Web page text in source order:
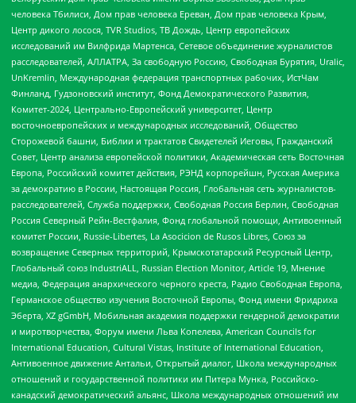
человека Тбилиси, Дом прав человека Ереван, Дом прав человека Крым,
Центр дикого лосося, TVR Studios, ТВ Дождь, Центр европейских
исследований им Вилфрида Мартенса, Сетевое объединение журналистов
расследователей, АЛЛАТРА, За свободную Россию, Свободная Бурятия, Uralic,
UnKremlin, Международная федерация транспортных рабочих, ИстЧам
Финланд, Гудзоновский институт, Фонд Демократического Развития,
Комитет-2024, Центрально-Европейский университет, Центр
восточноевропейских и международных исследований, Общество
Сторожевой башни, Библии и трактатов Свидетелей Иеговы, Гражданский
Совет, Центр анализа европейской политики, Академическая сеть Восточная
Европа, Российский комитет действия, РЭНД корпорейшн, Русская Америка
за демократию в России, Настоящая Россия, Глобальная сеть журналистов-
расследователей, Служба поддержки, Свободная Россия Берлин, Свободная
Россия Северный Рейн-Вестфалия, Фонд глобальной помощи, Антивоенный
комитет России, Russie-Libertes, La Asocicion de Rusos Libres, Союз за
возвращение Северных территорий, Крымскотатарский Ресурсный Центр,
Глобальный союз IndustriALL, Russian Election Monitor, Article 19, Мнение
медиа, Федерация анархического черного креста, Радио Свободная Европа,
Германское общество изучения Восточной Европы, Фонд имени Фридриха
Эберта, XZ gGmbH, Мобильная академия поддержки гендерной демократии
и миротворчества, Форум имени Льва Копелева, American Councils for
International Education, Cultural Vistas, Institute of International Education,
Антивоенное движение Антальи, Открытый диалог, Школа международных
отношений и государственной политики им Питера Мунка, Российско-
канадский демократический альянс, Школа международных отношений им